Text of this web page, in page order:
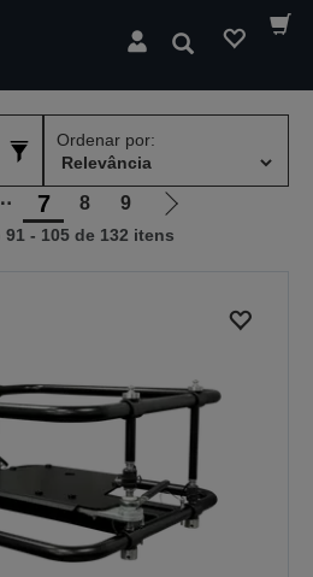
Pesquisar
Ordenar por:
7 8 9
Ir
para
- 105 de 132 itens